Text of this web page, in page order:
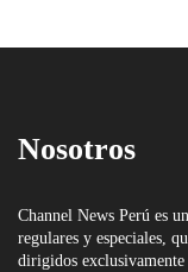
Nosotros
Channel News Perú es
regulares y especiales,
dirigidos